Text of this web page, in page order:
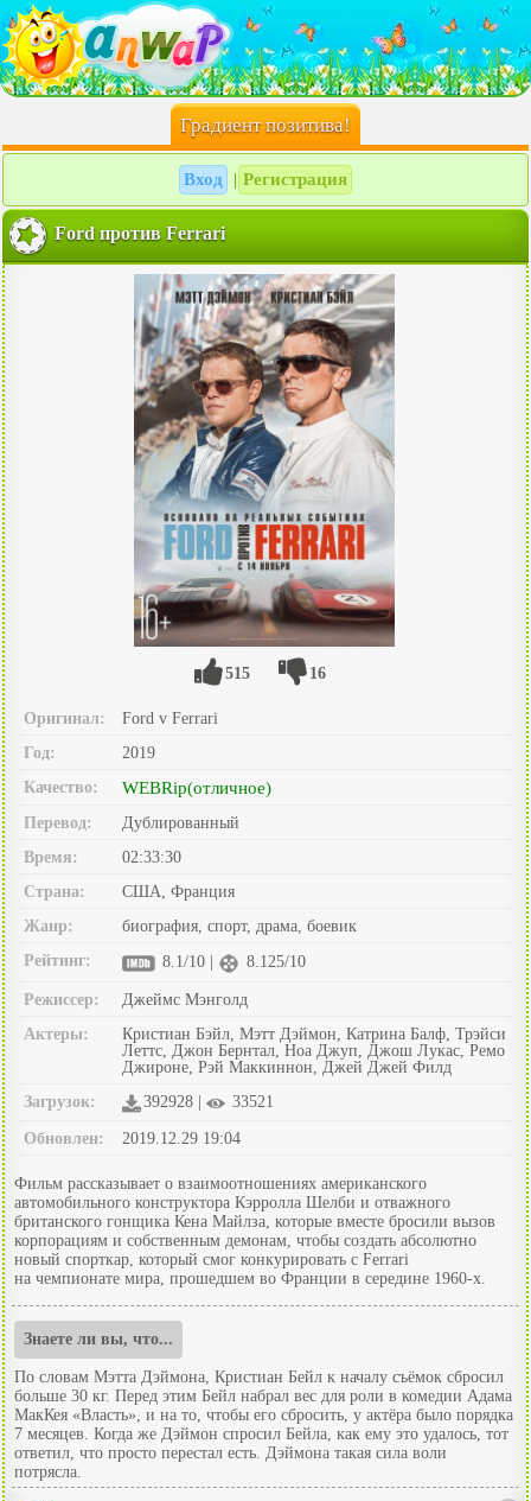
Градиент позитива!
Вход Регистрация
Ford против Ferrari
515 16
Оригинал:
Ford v Ferrari
Год:
2019
Качество:
WEBRip(отличное)
Перевод:
Дублированный
Время:
02:33:30
Страна:
США, Франция
Жанр:
биография, спорт, драма, боевик
Рейтинг:
8.1/10 | 8.125/10
Режиссер:
Джеймс Мэнголд
Актеры:
Кристиан Бэйл, Мэтт Дэймон, Катрина Балф, Трэйси
Леттс, Джон Бернтал, Ноа Джуп, Джош Лукас, Ремо
Джироне, Рэй Маккиннон, Джей Джей Филд
Загрузок:
392928 | 33521
Обновлен: 2019.12.29 19:04
Фильм рассказывает о взаимоотношениях американского
автомобильного конструктора Кэрролла Шелби и отважного
британского гонщика Кена Майлза, которые вместе бросили вызов
корпорациям и собственным демонам, чтобы создать абсолютно
новый спорткар, который смог конкурировать с Ferrari
на чемпионате мира, прошедшем во Франции в середине 1960-х.
Знаете ли вы, что...
По словам Мэтта Дэймона, Кристиан Бейл к началу съёмок сбросил
больше 30 кг. Перед этим Бейл набрал вес для роли в комедии Адама
МакКея «Власть», и на то, чтобы его сбросить, у актёра было порядка
7 месяцев. Когда же Дэймон спросил Бейла, как ему это удалось, тот
ответил, что просто перестал есть. Дэймона такая сила воли
потрясла.